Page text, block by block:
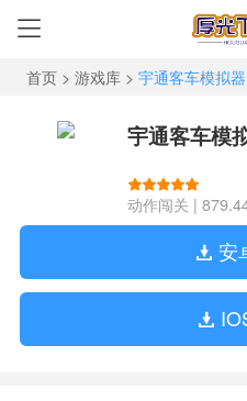
首页 > 游戏库 > 宇通客车模拟器
宇通客车模
动作闯关 |
安